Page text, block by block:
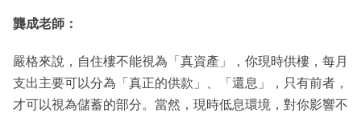
龔成老師：
嚴格來說，自住樓不能視為「真資產」，你現時供樓，每月
支出主要可以分為「真正的供款」、「還息」，只有前者，
才可以視為儲蓄的部分。當然，現時低息環境，對你影響不